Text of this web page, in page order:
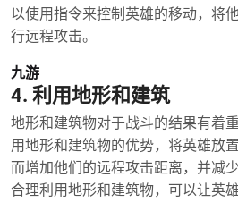
以使用指令来控制英雄的移动，将
行远程攻击。
九游
4. 利用地形和建筑
地形和建筑物对于战斗的结果有着
用地形和建筑物的优势，将英雄放
而增加他们的远程攻击距离，并减
合理利用地形和建筑物，可以让英